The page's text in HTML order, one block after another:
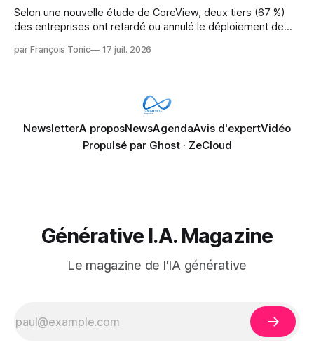
Selon une nouvelle étude de CoreView, deux tiers (67 %)
des entreprises ont retardé ou annulé le déploiement de
données confidentielles de SharePoint. Les trois quarts (75
par François Tonic 17 juil. 2026
NewsletterA proposNewsAgendaAvis d'expertVidéo
Propulsé par Ghost· ZeCloud
Générative I.A. Magazine
Le magazine de l'IA générative